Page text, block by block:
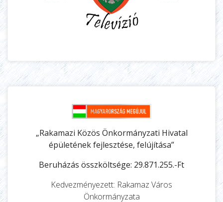
„Rakamazi Közös Önkormányzati Hivatal
épületének fejlesztése, felújítása”
Beruházás összköltsége: 29.871.255.-Ft
Kedvezményezett: Rakamaz Város
Önkormányzata